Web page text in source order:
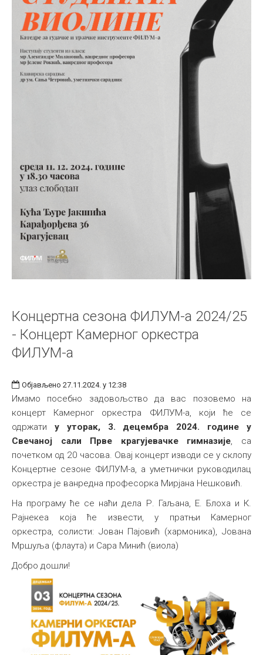
Концертна сезона ФИЛУМ-а 2024/25
- Концерт Камерног оркестра
ФИЛУМ-а
Објављено 27.11.2024. у 12:38
Имамо посебно задовољство да вас позовемо на
концерт Камерног оркестра ФИЛУМ-а, који ће се
одржати у уторак, 3. децембра 2024. године у
Свечаној сали Прве крагујевачке гимназије, са
почетком од 20 часова. Овај концерт изводи се у склопу
Концертне сезоне ФИЛУМ-а, а уметнички руководилац
оркестра је ванредна професорка Мирјанa Нешковић.
На програму ће се наћи дела Р. Гаљана, Е. Блоха и К.
Рајнекеа која ће извести, у пратњи Камерног
оркестра, солисти: Јован Пајовић (хармоника), Јована
Мршуља (флаута) и Сара Минић (виола)
Добро дошли!